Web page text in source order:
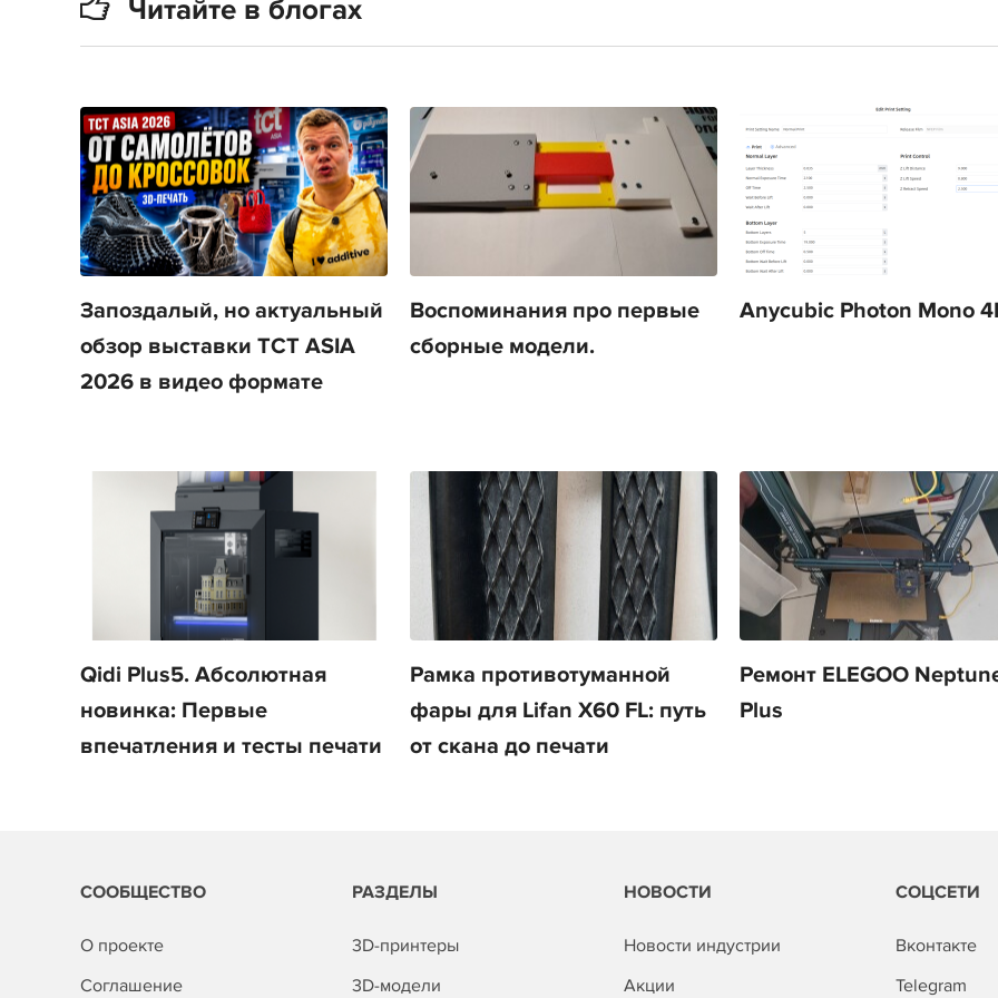
Читайте в блогах
Запоздалый, но актуальный
обзор выставки TCT ASIA
2026 в видео формате
Воспоминания про первые
сборные модели.
Anycubic Photon Mono
Qidi Plus5. Абсолютная
новинка: Первые
впечатления и тесты печати
Рамка противотуманной
фары для Lifan X60 FL: путь
от скана до печати
Ремонт ELEGOO
Plus
СООБЩЕСТВО
О проекте
Соглашение
РАЗДЕЛЫ
3D-принтеры
3D-модели
НОВОСТИ
Новости индустрии
Акции
СОЦСЕТИ
Вконтакте
Telegram